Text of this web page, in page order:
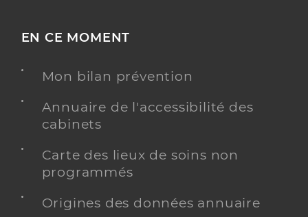
EN CE MOMENT
Mon bilan prévention
Annuaire de l'accessibilité des
cabinets
Carte des lieux de soins non
programmés
Origines des données annuaire